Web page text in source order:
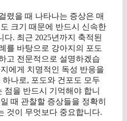
렸을 때 나타나는 증상은 매
크기 때문에 반드시 신속한
. 최근 2025년까지 축적된
를 바탕으로 강아지의 포도
고 전문적으로 설명하겠습
에게 치명적인 독성 반응을
나로, 포도와 건포도 모두
점을 반드시 기억해야 합니
때 관찰할 증상들을 정확히
것이 무엇보다 중요합니다.